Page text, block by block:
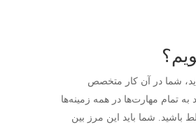
شما در آن کار متخصص
تمام مهارت‌ها در همه زمینه‌ها
باشید. شما باید این مرز بین